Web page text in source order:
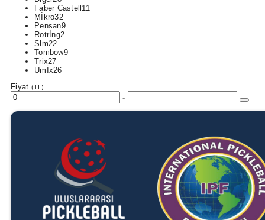
Faber Castell 11
Mİkro32
Pensan9
Rotrİng2
Slm22
Tombow9
Trix27
Umİx26
Fiyat (TL)
-